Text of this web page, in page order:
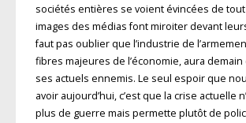
sociétés entières se voient évincées de
images des médias font miroiter devant
faut pas oublier que l’industrie de
fibres majeures de l’économie, aura demain
ses actuels ennemis. Le seul espoir que
avoir aujourd’hui, c’est que la crise actuelle
plus de guerre mais permette plutôt de